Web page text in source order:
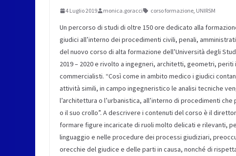
4 Luglio 2019 monica.goracci corso formazione, UNIRSM
Un percorso di studi di oltre 150 ore dedicato alla
giudici all’interno dei procedimenti civili, penali,
del nuovo corso di alta formazione dell’Università degli
2019 – 2020 e rivolto a ingegneri, architetti, geometri,
commercialisti. “Così come in ambito medico i giudici
attività simili, in campo ingegneristico le analisi tecniche
l’architettura o l’urbanistica, all’interno di procedimenti
o il suo crollo”. A descrivere i contenuti del corso è il
formare figure incaricate di ruoli molto delicati e rilevanti,
linguaggio e nelle procedure dei processi giudiziari,
orecchie del giudice e delle parti in causa, nonché di